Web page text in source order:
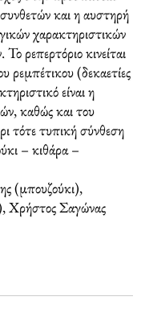
και η αυστηρή
χαρακτηριστικών
ρεπερτόριο κινείται
ρεμπέτικου (δεκαετίες
είναι η
καθώς και του
τότε τυπική σύνθεση
– κιθάρα –
(μπουζούκι),
Χρήστος Σαγώνας